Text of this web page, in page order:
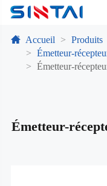
Accueil Produits
Émetteur-
Émetteur-
Émetteur-